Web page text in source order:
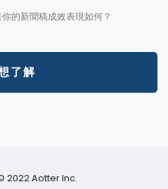
的新聞稿成效表現如何？
了解
2022 Aotter Inc.